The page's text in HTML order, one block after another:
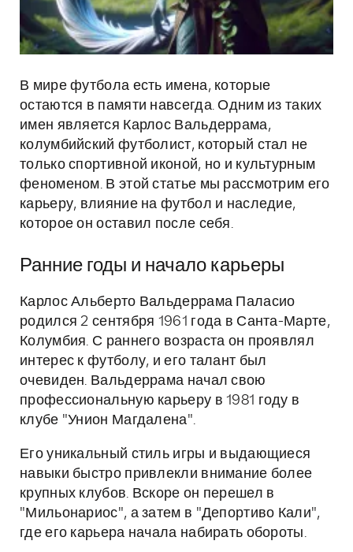
В мире футбола есть имена, которые
остаются в памяти навсегда. Одним из таких
имен является Карлос Вальдеррама,
колумбийский футболист, который стал не
только спортивной иконой, но и культурным
феноменом. В этой статье мы рассмотрим его
карьеру, влияние на футбол и наследие,
которое он оставил после себя.
Ранние годы и начало карьеры
Карлос Альберто Вальдеррама Паласио
родился 2 сентября 1961 года в Санта-Марте,
Колумбия. С раннего возраста он проявлял
интерес к футболу, и его талант был
очевиден. Вальдеррама начал свою
профессиональную карьеру в 1981 году в
клубе "Унион Магдалена".
Его уникальный стиль игры и выдающиеся
навыки быстро привлекли внимание более
крупных клубов. Вскоре он перешел в
"Мильонариос", а затем в "Депортиво Кали",
где его карьера начала набирать обороты.